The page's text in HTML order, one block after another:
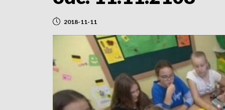
2018-11-11